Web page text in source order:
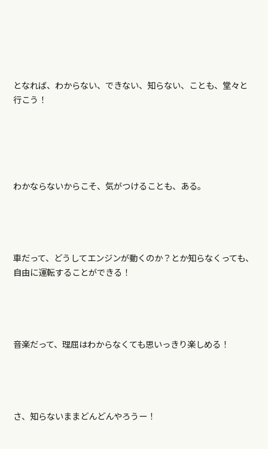
となれば、わからない、できない、知らない、ことも、堂々と
行こう！
わかならないからこそ、気がつけることも、ある。
車だって、どうしてエンジンが動くのか？とか知らなくっても、
自由に運転することができる！
音楽だって、理屈はわからなくても思いっきり楽しめる！
さ、知らないままどんどんやろうー！